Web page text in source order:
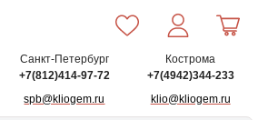
Санкт-Петербург
+7(812)414-97-72
spb@kliogem.ru
Кострома
+7(4942)344-233
klio@kliogem.ru